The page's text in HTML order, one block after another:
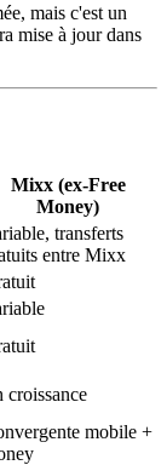
mais c'est un
mise à jour dans
Mixx (ex-Free
Money)
transferts
entre Mixx
croissance
mobile +